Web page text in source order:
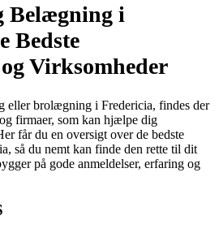
Belægning i
Bedste
Virksomheder
eller brolægning i Fredericia, findes der
firmaer, som kan hjælpe dig
får du en oversigt over de bedste
så du nemt kan finde den rette til dit
på gode anmeldelser, erfaring og